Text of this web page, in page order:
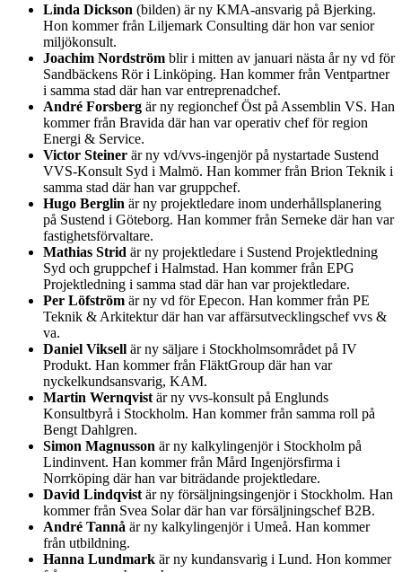
Linda Dickson (bilden) är ny KMA-ansvarig på Bjerking.
Hon kommer från Liljemark Consulting där hon var senior
miljökonsult.
Joachim Nordström blir i mitten av januari nästa år ny vd för
Sandbäckens Rör i Linköping. Han kommer från Ventpartner
i samma stad där han var entreprenadchef.
André Forsberg är ny regionchef Öst på Assemblin VS. Han
kommer från Bravida där han var operativ chef för region
Energi & Service.
Victor Steiner är ny vd/vvs-ingenjör på nystartade Sustend
VVS-Konsult Syd i Malmö. Han kommer från Brion Teknik i
samma stad där han var gruppchef.
Hugo Berglin är ny projektledare inom underhållsplanering
på Sustend i Göteborg. Han kommer från Serneke där han var
fastighetsförvaltare.
Mathias Strid är ny projektledare i Sustend Projektledning
Syd och gruppchef i Halmstad. Han kommer från EPG
Projektledning i samma stad där han var projektledare.
Per Löfström är ny vd för Epecon. Han kommer från PE
Teknik & Arkitektur där han var affärsutvecklingschef vvs &
va.
Daniel Viksell är ny säljare i Stockholmsområdet på IV
Produkt. Han kommer från FläktGroup där han var
nyckelkundsansvarig, KAM.
Martin Wernqvist är ny vvs-konsult på Englunds
Konsultbyrå i Stockholm. Han kommer från samma roll på
Bengt Dahlgren.
Simon Magnusson är ny kalkylingenjör i Stockholm på
Lindinvent. Han kommer från Mård Ingenjörsfirma i
Norrköping där han var biträdande projektledare.
David Lindqvist är ny försäljningsingenjör i Stockholm. Han
kommer från Svea Solar där han var försäljningschef B2B.
André Tannå är ny kalkylingenjör i Umeå. Han kommer
från utbildning.
Hanna Lundmark är ny kundansvarig i Lund. Hon kommer